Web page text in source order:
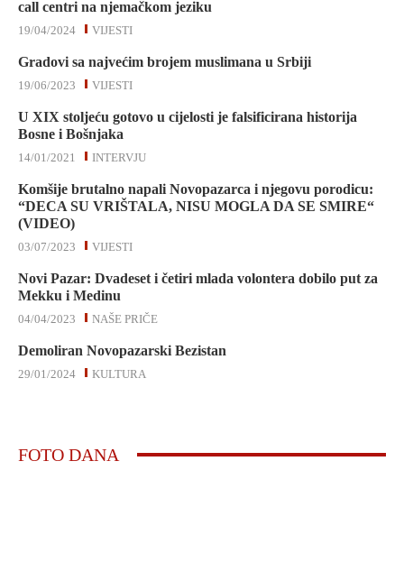
call centri na njemačkom jeziku
VIJESTI
19/04/2024
Gradovi sa najvećim brojem muslimana u Srbiji
VIJESTI
19/06/2023
U XIX stoljeću gotovo u cijelosti je falsificirana historija
Bosne i Bošnjaka
INTERVJU
14/01/2021
Komšije brutalno napali Novopazarca i njegovu porodicu:
“DECA SU VRIŠTALA, NISU MOGLA DA SE SMIRE“
(VIDEO)
VIJESTI
03/07/2023
Novi Pazar: Dvadeset i četiri mlada volontera dobilo put za
Mekku i Medinu
NAŠE PRIČE
04/04/2023
Demoliran Novopazarski Bezistan
KULTURA
29/01/2024
FOTO DANA